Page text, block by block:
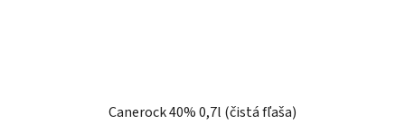
Canerock 40% 0,7l (čistá fľaša)